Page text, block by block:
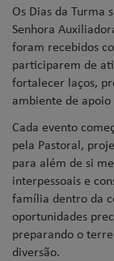
Os Dias da Turma
Senhora
foram recebidos
participarem de
fortalecer laços,
ambiente de
Cada evento
pela Pastoral,
para além de si
interpessoais e
família dentro da
oportunidades
preparando o
diversão.